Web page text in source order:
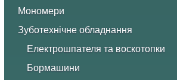
Мономери
Зуботехнічне обладнання
Електрошпателя та воскотопки
Бормашини